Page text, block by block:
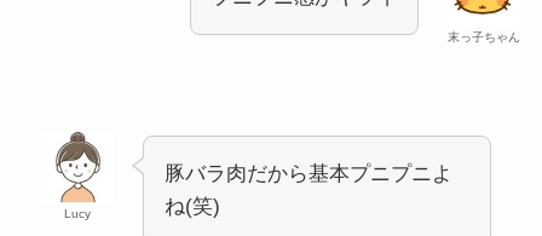
末っ子ちゃん
Lucy
豚バラ肉だから基本プニプニよ
ね(笑)